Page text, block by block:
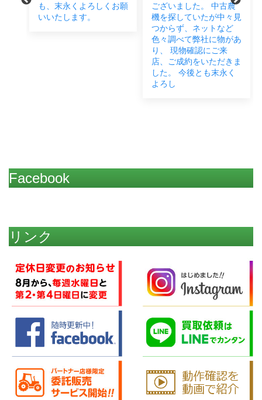
も、末永くよろしくお願
いいたします。
ございました。 中古農
機を探していたが中々見
つからず、ネットなど
色々調べて弊社に物があ
り、 現物確認にご来
店、ご成約をいただきま
した。 今後とも末永く
よろし
Facebook
リンク